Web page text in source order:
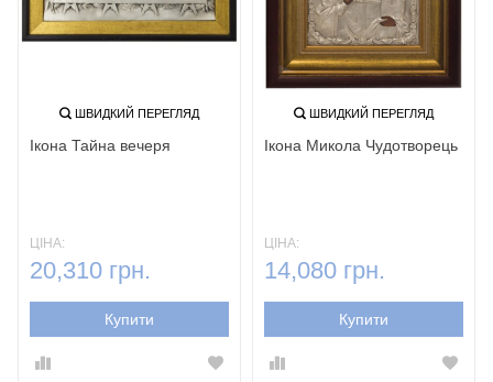
ШВИДКИЙ ПЕРЕГЛЯД
Ікона Тайна вечеря
ЦІНА:
20,310 грн.
Купити
ШВИДКИЙ ПЕРЕГЛЯД
Ікона Микола Чудотворець
ЦІНА:
14,080 грн.
Купити